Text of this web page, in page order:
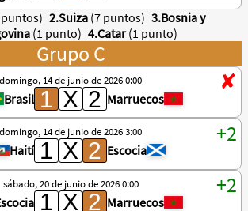
2.Suiza (7 puntos) 3.Bosnia y
(1 punto) 4.Catar (1 punto)
Grupo C
domingo, 14 de junio de 2026 0:00
Brasil Marruecos
domingo, 14 de junio de 2026 3:00
Haití Escocia
sábado, 20 de junio de 2026 0:00
Marruecos